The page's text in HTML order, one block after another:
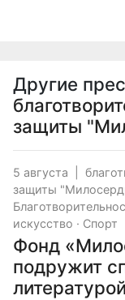
Другие
защиты
5 августа
защиты
искусство · Спорт
Фонд
подружит
литературой